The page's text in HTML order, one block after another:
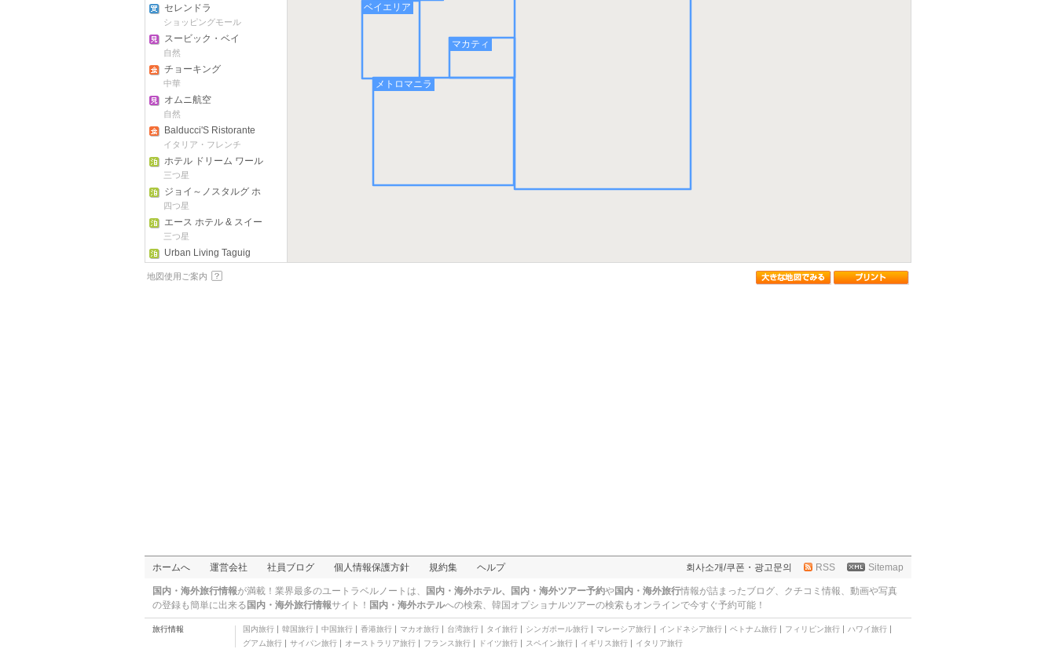
セレンドラ
ショッピングモール
スービック・ベイ
自然
チョーキング
中華
オムニ航空
自然
Balducci'S Ristorante
イタリア・フレンチ
ホテル ドリーム ワール
ド
三つ星
ジョイ～ノスタルグ ホ
テル & スイート マニラ
マネージド by アコーホ
テルズ
四つ星
エース ホテル & スイー
ツ
三つ星
Urban Living Taguig
レッド プラネット マニ
アストロテル グアダル
ーペ
三つ星
ホテル ソゴ グアダルー
ペ
二つ星
ミグズ アンド トンズ プ
レイス アット サイプレ
二つ星
マカティ
メトロマニラ
ベイエリア
地図使用ご案内
ホームへ 運営会社 社員ブログ 個人情報保護方針 規約集 ヘルプ 회사소개/쿠폰・광고문의 RSS Sitemap
国内・海外旅行情報が満載！業界最多のユートラベルノートは、 国内・海外ホテル、国内・海外ツアー予約や国内・海外旅行情報が詰まったブログ、クチコミ情報、動画や写真
の登録も簡単に出来る 国内・海外旅行情報サイト！ 国内・海外ホテルへの検索、 韓国オプショナルツアーの検索もオンラインで今すぐ予約可能！
旅行情報 国内旅行 韓国旅行 中国旅行 香港旅行 マカオ旅行 台湾旅行 タイ旅行 シンガポール旅行 マレーシア旅行 インドネシア旅行 ベトナム旅行 フィリピン旅行
ハワイ旅行
グアム旅行
サイパン旅行 オーストラリア旅行 フランス旅行 ドイツ旅行 スペイン旅行 イギリス旅行 イタリア旅行